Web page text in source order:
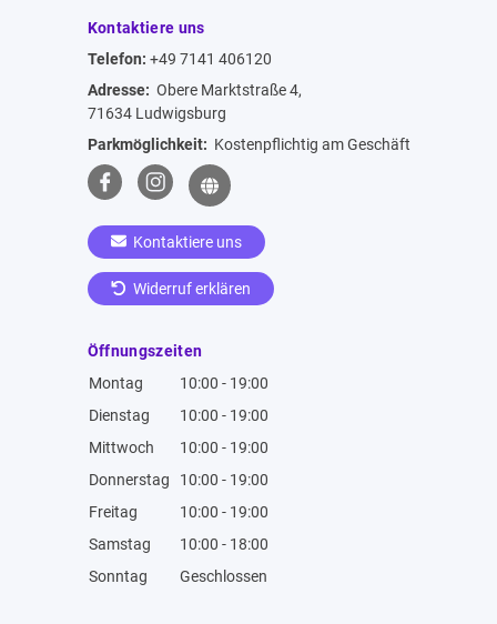
Kontaktiere uns
Telefon: +49 7141 406120
Adresse: Obere Marktstraße 4,
71634 Ludwigsburg
Parkmöglichkeit: Kostenpflichtig am Geschäft
Kontaktiere uns
Widerruf erklären
Öffnungszeiten
Montag
10:00 - 19:00
Dienstag
10:00 - 19:00
Mittwoch
10:00 - 19:00
Donnerstag
10:00 - 19:00
Freitag
10:00 - 19:00
Samstag
10:00 - 18:00
Sonntag
Geschlossen